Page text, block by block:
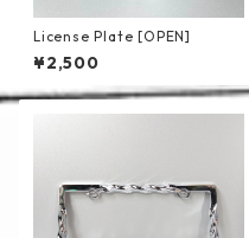
License Plate [OPEN]
¥2,500